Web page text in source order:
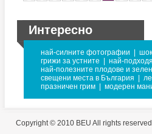
Интересно
най-силните фотографии
грижи за устните
най-
най-полезните плодове и
свещени места в България
празничен грим
модерен
Copyright © 2010 BEU All rights